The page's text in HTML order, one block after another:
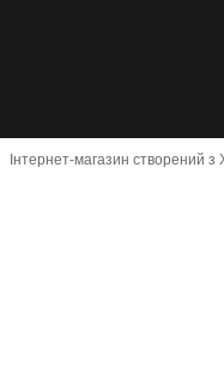
Інтернет-магазин створений